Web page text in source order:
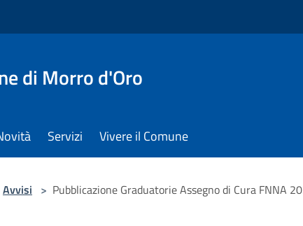
di Morro d'Oro
Servizi Vivere il Comune
Avvisi > Pubblicazione Graduatorie Assegno di Cura FNNA